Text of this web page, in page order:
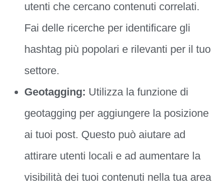
utenti che cercano contenuti correlati.
Fai delle ricerche per identificare gli
hashtag più popolari e rilevanti per il tuo
settore.
Geotagging: Utilizza la funzione di
geotagging per aggiungere la posizione
ai tuoi post. Questo può aiutare ad
attirare utenti locali e ad aumentare la
visibilità dei tuoi contenuti nella tua area